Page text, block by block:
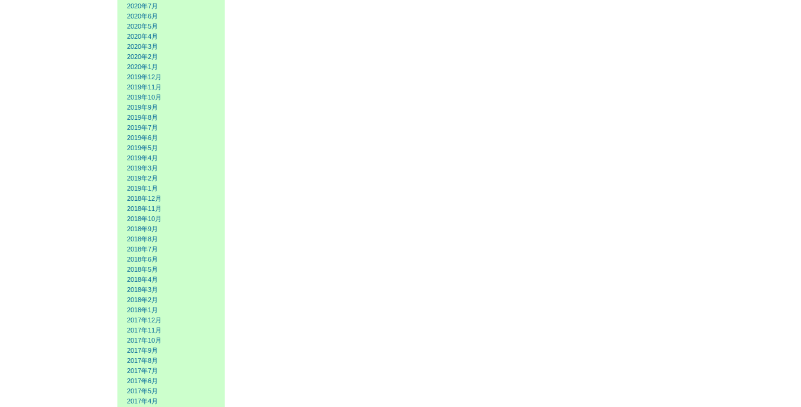
2020年7月
2020年6月
2020年5月
2020年4月
2020年3月
2020年2月
2020年1月
2019年12月
2019年11月
2019年10月
2019年9月
2019年8月
2019年7月
2019年6月
2019年5月
2019年4月
2019年3月
2019年2月
2019年1月
2018年12月
2018年11月
2018年10月
2018年9月
2018年8月
2018年7月
2018年6月
2018年5月
2018年4月
2018年3月
2018年2月
2018年1月
2017年12月
2017年11月
2017年10月
2017年9月
2017年8月
2017年7月
2017年6月
2017年5月
2017年4月